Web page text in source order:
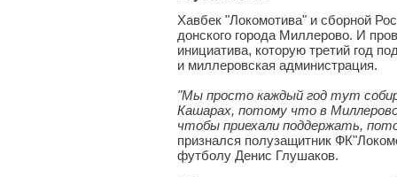
Хавбек "Локомотива" и сборной
донского города Миллерово. И
инициатива, которую третий год
и миллеровская администрация.
"Мы просто каждый год тут
Кашарах, потому что в
чтобы приехали поддержать,
признался полузащитник
футболу Денис Глушаков.